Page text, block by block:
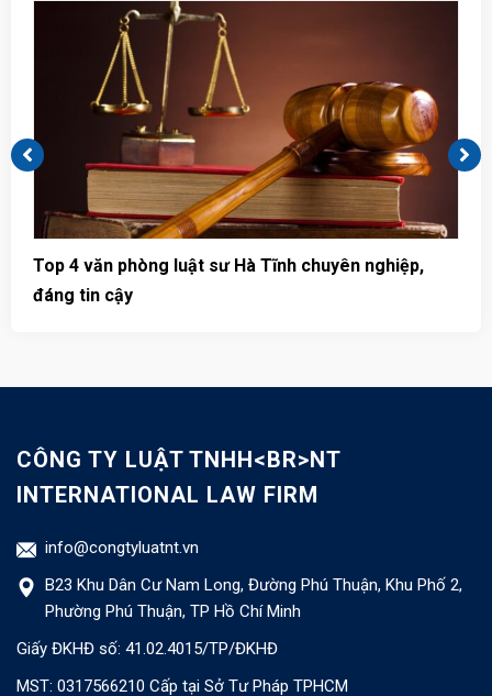
Top 4 văn phòng luật sư Hà Tĩnh chuyên nghiệp,
đáng tin cậy
CÔNG TY LUẬT TNHH<BR>NT
INTERNATIONAL LAW FIRM
info@congtyluatnt.vn
B23 Khu Dân Cư Nam Long, Đường Phú Thuận, Khu Phố 2,
Phường Phú Thuận, TP Hồ Chí Minh
Giấy ĐKHĐ số: 41.02.4015/TP/ĐKHĐ
MST: 0317566210 Cấp tại Sở Tư Pháp TPHCM